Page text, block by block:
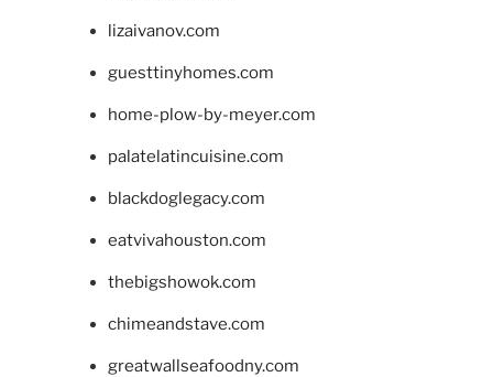
lizaivanov.com
guesttinyhomes.com
home-plow-by-meyer.com
palatelatincuisine.com
blackdoglegacy.com
eatvivahouston.com
thebigshowok.com
chimeandstave.com
greatwallseafoodny.com